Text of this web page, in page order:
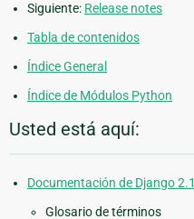
Siguiente: Release notes
Tabla de contenidos
Índice General
Índice de Módulos Python
Usted está aquí:
Documentación de Django 2.1
Glosario de términos